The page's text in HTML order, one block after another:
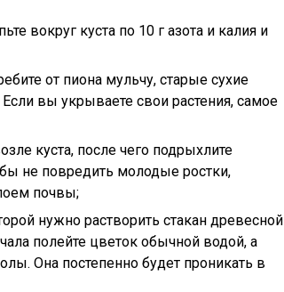
вокруг куста по 10 г азота и калия и
от пиона мульчу, старые сухие
Если вы укрываете свои растения, самое
куста, после чего подрыхлите
не повредить молодые ростки,
почвы;
нужно растворить стакан древесной
полейте цветок обычной водой, а
Она постепенно будет проникать в